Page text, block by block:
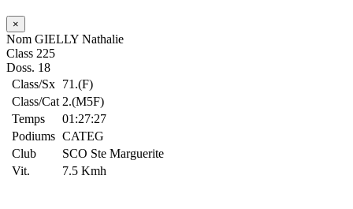
×
Nom GIELLY Nathalie
Class 225
Doss. 18
Class/Sx 71.(F)
Class/Cat 2.(M5F)
Temps
01:27:27
Podiums CATEG
Club
SCO Ste Marguerite
Vit.
7.5 Kmh